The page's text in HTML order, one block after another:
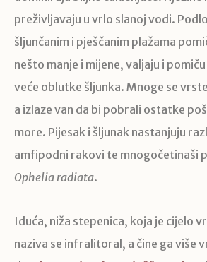
preživljavaju u vrlo slanoj vodi.
šljunčanim i pješčanim plažama
nešto manje i mijene, valjaju i
veće oblutke šljunka. Mnoge se
a izlaze van da bi pobrali ostatke
more. Pijesak i šljunak nastanjuju
amfipodni rakovi te mnogočetinaši
Ophelia radiata.
Iduća, niža stepenica, koja je cijelo
naziva se infralitoral, a čine ga više